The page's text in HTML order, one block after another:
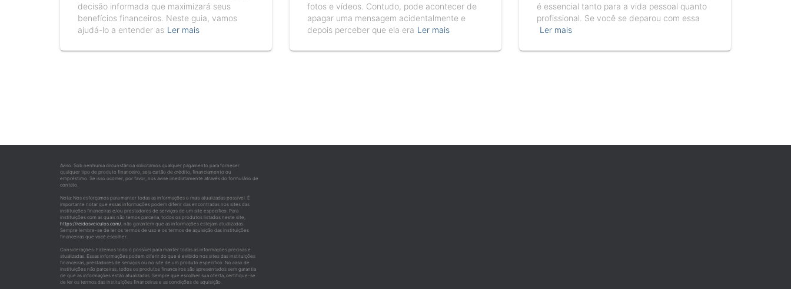
decisão informada que maximizará seus
benefícios financeiros. Neste guia, vamos
ajudá-lo a entender as Ler mais
fotos e vídeos. Contudo, pode acontecer de
apagar uma mensagem acidentalmente e
depois perceber que ela era Ler mais
é essencial tanto para a vida pessoal quanto
profissional. Se você se deparou com essa
Ler mais
Aviso: Sob nenhuma circunstância solicitamos qualquer pagamento para fornecer
qualquer tipo de produto financeiro, seja cartão de crédito, financiamento ou
empréstimo. Se isso ocorrer, por favor, nos avise imediatamente através do formulário de
contato.
Nota: Nos esforçamos para manter todas as informações o mais atualizadas possível. É
importante notar que essas informações podem diferir das encontradas nos sites das
instituições financeiras e/ou prestadores de serviços de um site específico. Para
instituições com as quais não temos parceria, todos os produtos listados neste site,
https://reidosveiculos.com/, não garantem que as informações estejam atualizadas.
Sempre lembre-se de ler os termos de uso e os termos de aquisição das instituições
financeiras que você escolher.
Considerações: Fazemos todo o possível para manter todas as informações precisas e
atualizadas. Essas informações podem diferir do que é exibido nos sites das instituições
financeiras, prestadores de serviços ou no site de um produto específico. No caso de
instituições não parceiras, todos os produtos financeiros são apresentados sem garantia
de que as informações estão atualizadas. Sempre que escolher sua oferta, certifique-se
de ler os termos das instituições financeiras e as condições de aquisição.